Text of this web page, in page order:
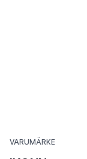
VARUMÄRKE